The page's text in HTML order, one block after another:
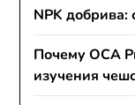
NPK добрива:
Почему OCA
изучения